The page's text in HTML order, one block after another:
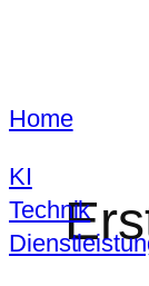
Inhalt
Home
KI
Technik